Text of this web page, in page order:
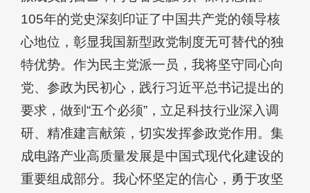
105年的党史深刻印证了中国共产党的领导核
心地位，彰显我国新型政党制度无可替代的独
特优势。作为民主党派一员，我将坚守同心向
党、参政为民初心，践行习近平总书记提出的
要求，做到“五个必须”，立足科技行业深入调
研、精准建言献策，切实发挥参政党作用。集
成电路产业高质量发展是中国式现代化建设的
重要组成部分。我心怀坚定的信心，勇于攻坚